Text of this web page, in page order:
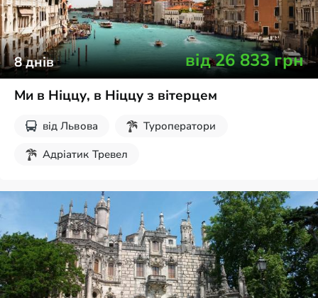
8днів від26 833грн
Ми в Ніццу, в Ніццу з вітерцем
від Львова
Туроператори
Адріатик Тревел
Осінні канікули